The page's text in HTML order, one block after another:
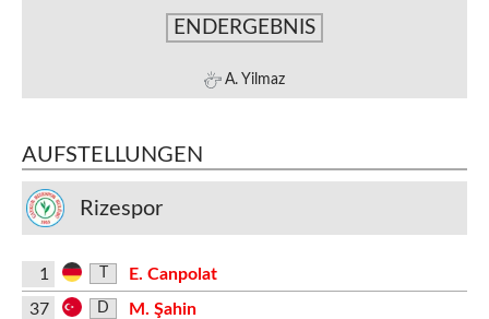
ENDERGEBNIS
A. Yilmaz
AUFSTELLUNGEN
Rizespor
1
E. Canpolat
37
D
M. Şahin